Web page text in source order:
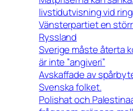
livstidutvisning vid
Vänsterpartiet en
Ryssland
Sverige måste återta
är inte ”angiveri”
Avskaffade av
Svenska folket.
Polishat och